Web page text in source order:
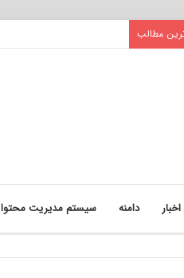
مطالب
اخبار دامنه سیستم مدیریت محتوا